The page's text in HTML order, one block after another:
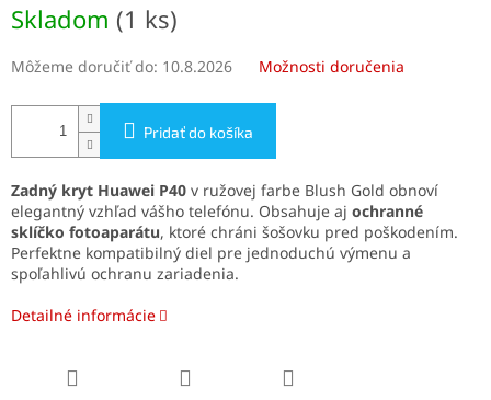
cena:
Skladom (1 ks)
Môžeme doručiť do: 10.8.2026 Možnosti doručenia
Pridať do košíka
Zadný kryt Huawei P40 v ružovej farbe Blush Gold obnoví
elegantný vzhľad vášho telefónu. Obsahuje aj ochranné
sklíčko fotoaparátu, ktoré chráni šošovku pred poškodením.
Perfektne kompatibilný diel pre jednoduchú výmenu a
spoľahlivú ochranu zariadenia.
Detailné informácie